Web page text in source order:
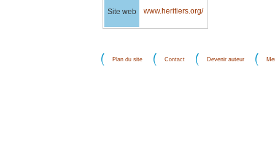
Site web www.heritiers.org/
Plan du site Contact Devenir auteur